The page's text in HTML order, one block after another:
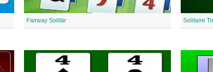
Fairway Solitär Solitaire